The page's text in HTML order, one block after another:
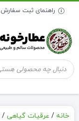
راهنمای ثبت سفارش
جستجوی
محصولات
خانه / عرقیات گیاهی /